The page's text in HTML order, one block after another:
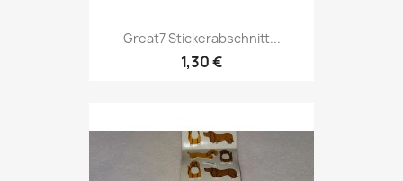
Great7 Stickerabschnitt...
1,30 €